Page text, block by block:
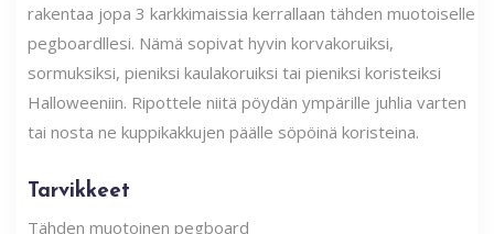
rakentaa jopa 3 karkkimaissia kerrallaan tähden muotoiselle
pegboardllesi. Nämä sopivat hyvin korvakoruiksi,
sormuksiksi, pieniksi kaulakoruiksi tai pieniksi koristeiksi
Halloweeniin. Ripottele niitä pöydän ympärille juhlia varten
tai nosta ne kuppikakkujen päälle söpöinä koristeina.
Tarvikkeet
Tähden muotoinen pegboard